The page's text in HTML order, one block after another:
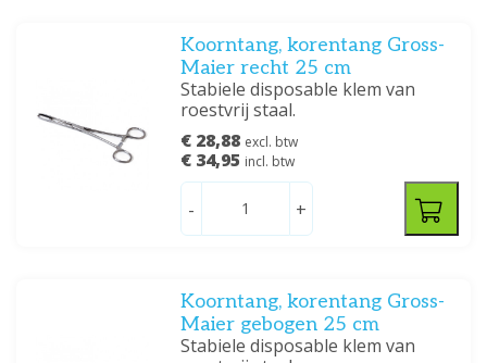
Koorntang, korentang Gross-
Maier recht 25 cm
Stabiele disposable klem van
roestvrij staal.
€ 28,88 excl. btw
€ 34,95 incl. btw
- +
Koorntang, korentang Gross-
Maier gebogen 25 cm
Stabiele disposable klem van